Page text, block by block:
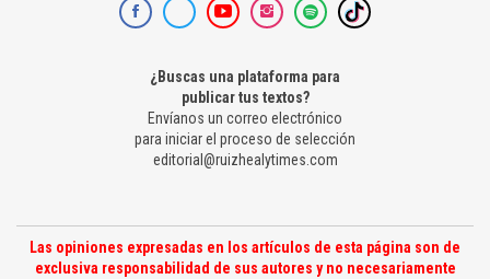
¿Buscas una plataforma para
publicar tus textos?
Envíanos un correo electrónico
para iniciar el proceso de selección
editorial@ruizhealytimes.com
Las opiniones expresadas en los artículos de esta página son de
exclusiva responsabilidad de sus autores y no necesariamente